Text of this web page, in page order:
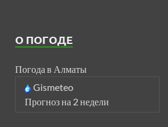
О ПОГОДЕ
Погода в Алматы
Gismeteo
Прогноз на 2 недели